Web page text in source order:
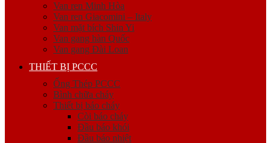
Van ren Minh Hòa
Van ren Giacomini – Italy
Van mặt bích Shin Yi
Van gang hàn Quốc
Van gang Đài Loan
THIẾT BỊ PCCC
Ống Thép PCCC
Bình chữa cháy
Thiết bị báo cháy
Còi báo cháy
Đầu báo khói
Đầu báo nhiệt